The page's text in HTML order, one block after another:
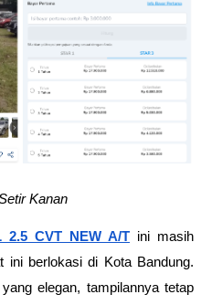
Kanan
2.5 CVT NEW A/T ini masih
ini berlokasi di Kota Bandung.
elegan, tampilannya tetap